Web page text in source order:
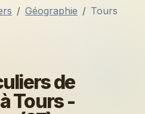
Géographie Tours
de
Tours -